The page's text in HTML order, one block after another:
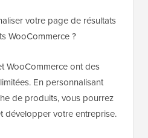
votre page de résultats
WooCommerce ?
WooCommerce ont des
En personnalisant
de produits, vous pourrez
développer votre entreprise.